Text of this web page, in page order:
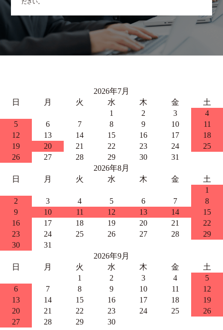
ださい。
2026年7月
日
月 火 水 木 金
土
1
2 3
4
5
6 7 8 9 10
11
12
13 14 15 16 17
18
19
20 21 22 23 24
25
26
27 28 29 30
31
2026年8月
日
月 火 水 木 金
土
1
2
3 4 5 6 7
8
9
10 11 12 13 14
15
16
17 18 19 20 21
22
23
24 25 26 27 28
29
30
31
2026年9月
日
月 火 水 木 金
土
1
2 3 4
5
6
7 8 9 10 11
12
13
14 15 16 17 18
19
20
21 22 23 24 25
26
27
28 29 30